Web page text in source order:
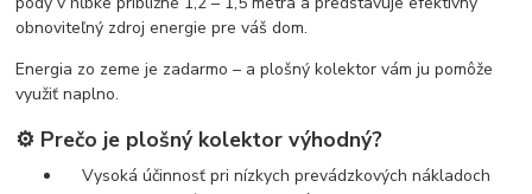
obnoviteľný zdroj energie pre váš dom.
Energia zo zeme je zadarmo – a plošný kolektor vám ju pomôže
využiť naplno.
⚙️ Prečo je plošný kolektor výhodný?
Vysoká účinnosť pri nízkych prevádzkových nákladoch